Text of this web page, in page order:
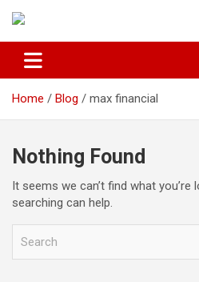
Hindustan News
Home Blog max financial
Nothing Found
It seems we can’t find what you’re
searching can help.